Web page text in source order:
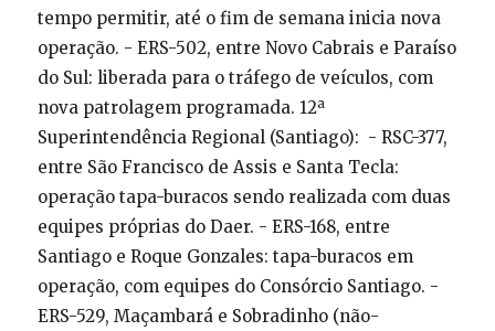
tempo permitir, até o fim de semana inicia nova
operação. - ERS-502, entre Novo Cabrais e Paraíso
do Sul: liberada para o tráfego de veículos, com
nova patrolagem programada. 12ª
Superintendência Regional (Santiago): - RSC-377,
entre São Francisco de Assis e Santa Tecla:
operação tapa-buracos sendo realizada com duas
equipes próprias do Daer. - ERS-168, entre
Santiago e Roque Gonzales: tapa-buracos em
operação, com equipes do Consórcio Santiago. -
ERS-529, Maçambará e Sobradinho (não-